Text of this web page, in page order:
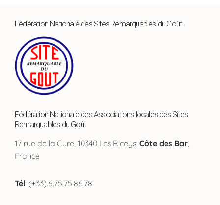
Fédération Nationale des Sites Remarquables du Goût
Fédération Nationale des Associations locales des Sites
Remarquables du Goût
17 rue de la Cure, 10340 Les Riceys, Côte des Bar
France
Tél: (+33).6.75.75.86.78